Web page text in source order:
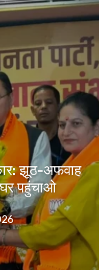
झूठ-अफवाह
पहुंचाओ